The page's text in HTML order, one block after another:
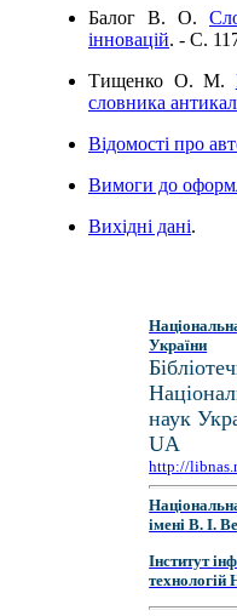
Балог В. О.
інновацій. - C.
Тищенко О. М.
словника
Відомості про
Вимоги до
Вихідні дані.
України
наук
UA
http://
імені В. І.
Інститут